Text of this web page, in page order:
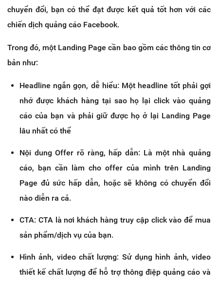
chuyển đổi, bạn có thể đạt được kết quả tốt hơn với các
chiến dịch quảng cáo Facebook.
Trong đó, một Landing Page cần bao gồm các thông tin cơ
bản như:
Headline ngắn gọn, dễ hiểu: Một headline tốt phải gợi
nhớ được khách hàng tại sao họ lại click vào quảng
cáo của bạn và phải giữ được họ ở lại Landing Page
lâu nhất có thể
Nội dung Offer rõ ràng, hấp dẫn: Là một nhà quảng
cáo, bạn cần làm cho offer của mình trên Landing
Page đủ sức hấp dẫn, hoặc sẽ không có chuyển đổi
nào diễn ra cả.
CTA: CTA là nơi khách hàng truy cập click vào để mua
sản phẩm/dịch vụ của bạn.
Hình ảnh, video chất lượng: Sử dụng hình ảnh, video
thiết kế chất lượng để hỗ trợ thông điệp quảng cáo và